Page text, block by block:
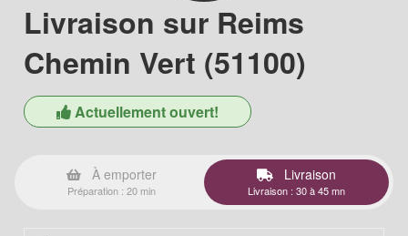
Livraison sur Reims
Chemin Vert (51100)
Actuellement ouvert!
À emporter
Préparation : 20 min
Livraison
Livraison : 30 à 45 mn